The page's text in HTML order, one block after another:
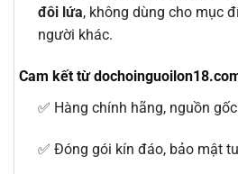
đôi lứa, không dùng cho mục
người khác.
Cam kết từ
✅ Hàng chính hãng, nguồn
✅ Đóng gói kín đáo, bảo mật